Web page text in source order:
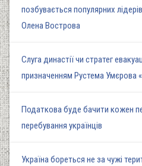
позбувається популярних
Олена Вострова
Слуга династії чи стратег
призначенням Рустема Умєрова
Податкова буде бачити кожен
перебування українців
Україна бореться не за чужі